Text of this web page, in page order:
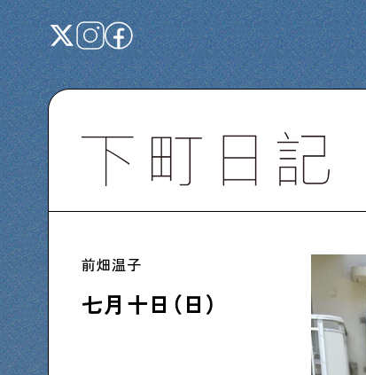
Shitamachi NUDIE
下町の人たちのインタビュー記事です
下町日記
下町に暮らす人たちに日記を書いてもらいま
前畑温子
七月十日（日）